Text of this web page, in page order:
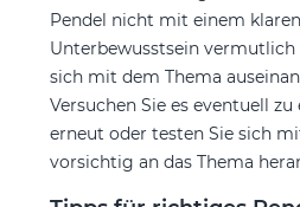
Pendel nicht mit einem
Unterbewusstsein
sich mit dem Thema
Versuchen Sie es eventuell
erneut oder testen Sie sich
vorsichtig an das Thema